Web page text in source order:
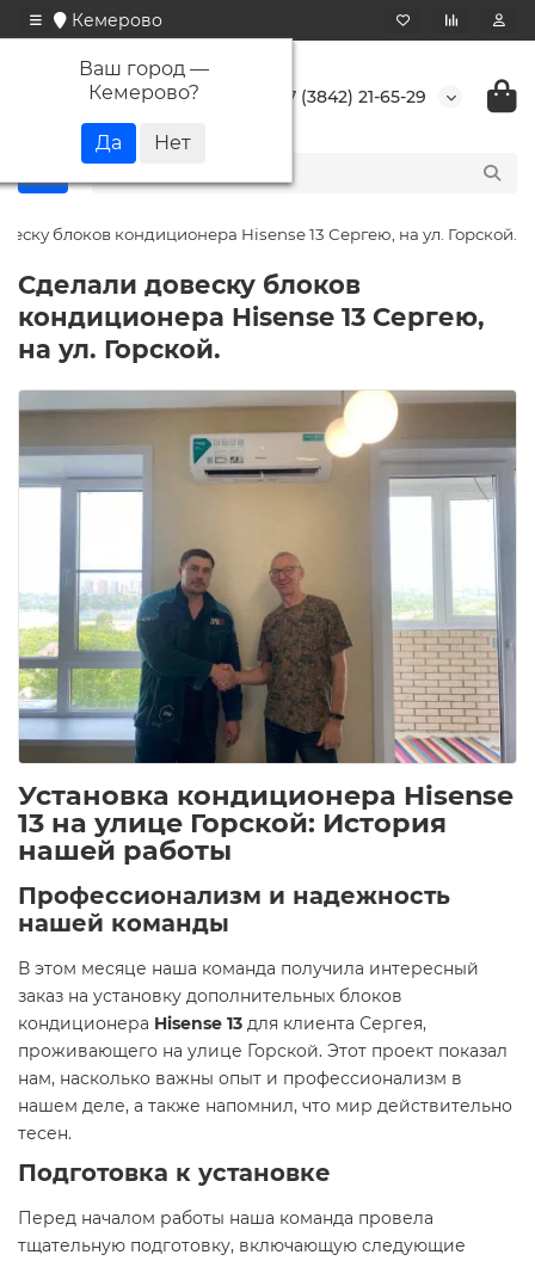
Кемерово
Ваш город —
Кемерово? +7 (3842) 21-65-29
блоков кондиционера Hisense 13 Сергею, на ул. Горской.
Сделали довеску блоков
кондиционера Hisense 13 Сергею,
на ул. Горской.
Установка кондиционера Hisense
13 на улице Горской: История
нашей работы
Профессионализм и надежность
нашей команды
В этом месяце наша команда получила интересный
заказ на установку дополнительных блоков
кондиционера Hisense 13 для клиента Сергея,
проживающего на улице Горской. Этот проект показал
нам, насколько важны опыт и профессионализм в
нашем деле, а также напомнил, что мир действительно
тесен.
Подготовка к установке
Перед началом работы наша команда провела
тщательную подготовку, включающую следующие